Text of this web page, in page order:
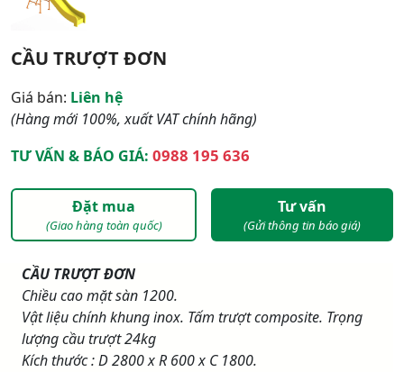
CẦU TRƯỢT ĐƠN
Giá bán: Liên hệ
(Hàng mới 100%, xuất VAT chính hãng)
TƯ VẤN & BÁO GIÁ: 0988 195 636
Đặt mua
(Giao hàng toàn quốc)
Tư vấn
(Gửi thông tin báo giá)
CẦU TRƯỢT ĐƠN
Chiều cao mặt sàn 1200.
Vật liệu chính khung inox. Tấm trượt composite. Trọng
lượng cầu trượt 24kg
Kích thước : D 2800 x R 600 x C 1800.